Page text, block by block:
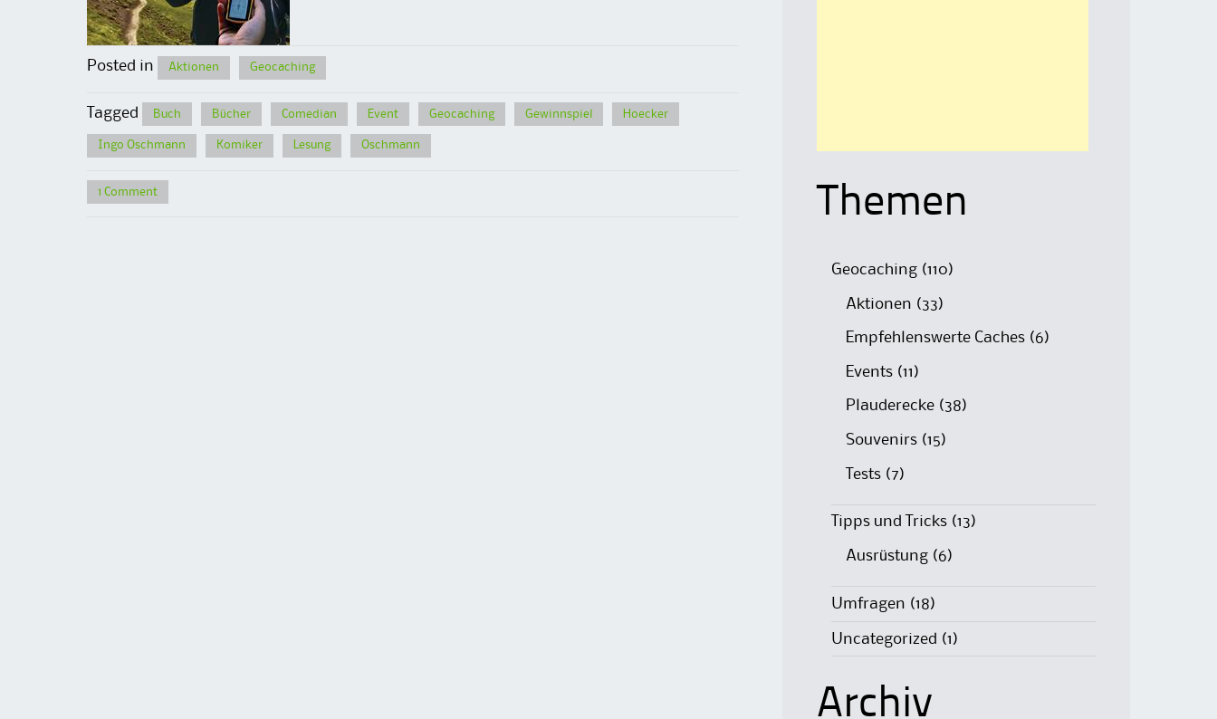
Posted in Aktionen Geocaching
Tagged Buch Bücher Comedian Event Geocaching Gewinnspiel Hoecker
Ingo Oschmann Komiker Lesung Oschmann
1 Comment Themen
Geocaching (110)
Aktionen (33)
Empfehlenswerte Caches (6)
Events (11)
Plauderecke (38)
Souvenirs (15)
Tests (7)
Tipps und Tricks (13)
Ausrüstung (6)
Umfragen (18)
Uncategorized (1)
Archiv